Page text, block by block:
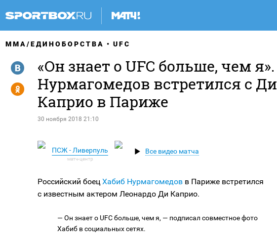
MMA/ЕДИНОБОРСТВА UFC
«Он знает о UFC больше, чем я».
Нурмагомедов встретился с Ди
Каприо в Париже
30 ноября 2018 21:10
R
Y
ПСЖ - Ливерпуль Все видео матча
Российский боец Хабиб Нурмагомедов в Париже встретился
с известным актером Леонардо Ди Каприо.
— Он знает о UFC больше, чем я, — подписал совместное фото
Хабиб в социальных сетях.